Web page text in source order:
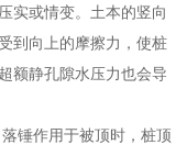
实或情变。土本的竖向
到向上的摩擦力，使桩
额静孔隙水压力也会导
锤作用于被顶时，桩顶